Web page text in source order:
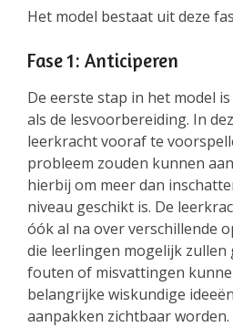
Het model bestaat uit deze
Fase 1: Anticiperen
De eerste stap in het model is
als de lesvoorbereiding. In
leerkracht vooraf te
probleem zouden kunnen
hierbij om meer dan
niveau geschikt is. De
óók al na over verschillende
die leerlingen mogelijk zullen
fouten of misvattingen
belangrijke wiskundige
aanpakken zichtbaar worden.